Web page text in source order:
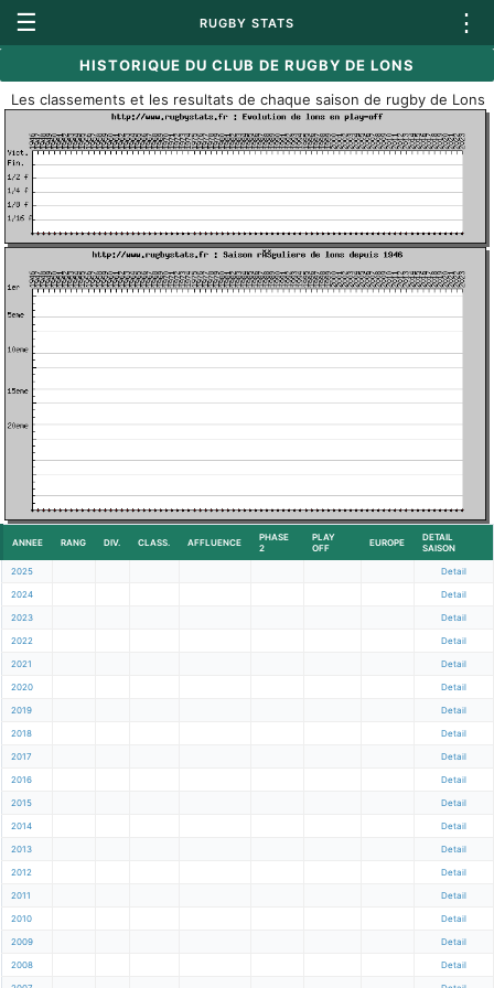
☰ RUGBY STATS ⋮
HISTORIQUE DU CLUB DE RUGBY DE LONS
Les classements et les resultats de chaque saison de rugby de Lons
ANNEE RANG DIV. CLASS. AFFLUENCE
PHASE
2
PLAY
OFF
EUROPE
DETAIL
SAISON
2025 Detail
2024 Detail
2023 Detail
2022 Detail
2021 Detail
2020 Detail
2019 Detail
2018 Detail
2017 Detail
2016 Detail
2015 Detail
2014 Detail
2013 Detail
2012 Detail
2011 Detail
2010 Detail
2009 Detail
2008 Detail